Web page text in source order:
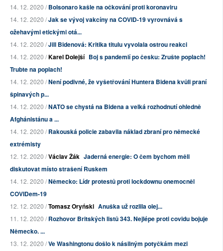
14. 12. 2020 /Bolsonaro kašle na očkování proti koronaviru
14. 12. 2020 /Jak se vývoj vakcíny na COVID-19 vyrovnává s
ožehavými etickými otá...
14. 12. 2020 /Jill Bidenová: Kritika titulu vyvolala ostrou reakci
14. 12. 2020 /Karel Dolejší Boj s pandemií po česku: Zrušte poplach!
Trubte na poplach!
14. 12. 2020 /Není podivné, že vyšetřování Huntera Bidena kvůli praní
špinavých p...
14. 12. 2020 /NATO se chystá na Bidena a velká rozhodnutí ohledně
Afghánistánu a ...
14. 12. 2020 /Rakouská policie zabavila náklad zbraní pro německé
extrémisty
12. 12. 2020 /Václav Žák Jaderná energie: O čem bychom měli
diskutovat místo strašení Ruskem
14. 12. 2020 /Německo: Lídr protestů proti lockdownu onemocněl
COVIDem-19
12. 12. 2020 /Tomasz Oryński Anuška už rozlila olej...
11. 12. 2020 /Rozhovor Britských listů 343. Nejlépe proti covidu bojuje
Německo. ...
13. 12. 2020 /Ve Washingtonu došlo k násilným potyčkám mezi